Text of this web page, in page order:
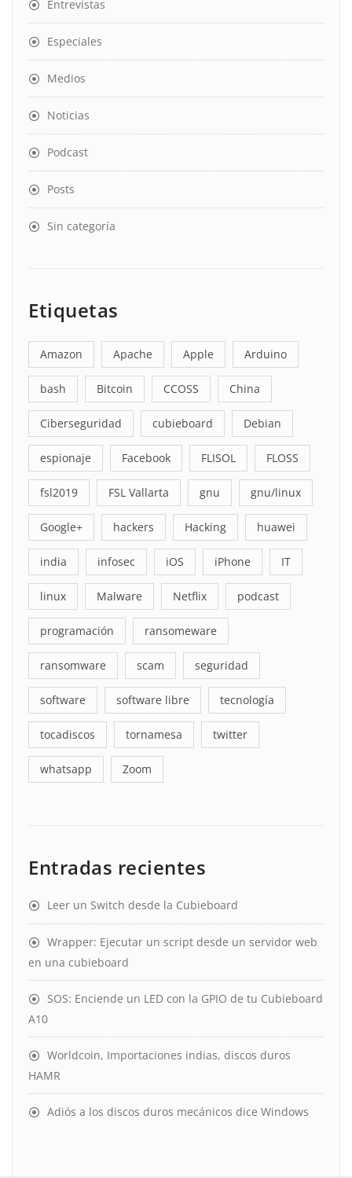
Entrevistas
Especiales
Medios
Noticias
Podcast
Posts
Sin categoría
Etiquetas
Amazon Apache Apple Arduino
bash Bitcoin CCOSS China
Ciberseguridad cubieboard Debian
espionaje Facebook FLISOL FLOSS
fsl2019 FSL Vallarta gnu gnu/linux
Google+ hackers Hacking huawei
india infosec iOS iPhone IT
linux Malware Netflix podcast
programación ransomeware
ransomware scam seguridad
software software libre tecnología
tocadiscos tornamesa twitter
whatsapp Zoom
Entradas recientes
Leer un Switch desde la Cubieboard
Wrapper: Ejecutar un script desde un servidor web
en una cubieboard
SOS: Enciende un LED con la GPIO de tu Cubieboard
A10
Worldcoin, Importaciones indias, discos duros
HAMR
Adiós a los discos duros mecánicos dice Windows